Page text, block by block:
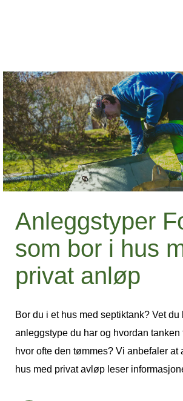
Anleggstyper
som bor i hus
privat anløp
Bor du i et hus med septiktank? Vet du
anleggstype du har og hvordan
hvor ofte den tømmes? Vi anbefaler at
hus med privat avløp leser